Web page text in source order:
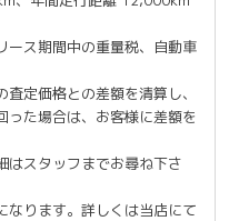
ース期間中の重量税、自動車
定価格との差額を清算し、
った場合は、お客様に差額を
はスタッフまでお尋ね下さ
なります。詳しくは当店にて